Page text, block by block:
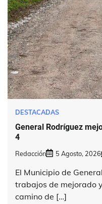
DESTACADAS
General Rodríguez
4
Redacción 5 Agosto, 2026
El Municipio de
trabajos de mejorado
camino de […]